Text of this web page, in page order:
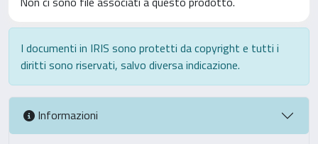
I documenti in IRIS sono protetti da copyright e tutti i
diritti sono riservati, salvo diversa indicazione.
Informazioni